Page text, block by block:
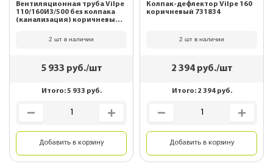
Вентиляционная труба Vilpe
110/160ИЗ/500 без колпака
(канализация) коричневый
2 шт в наличии
5 933 руб./шт
Итого:5 933 руб.
Добавить в корзину
Колпак-дефлектор Vilpe 160
коричневый 731834
2 шт в наличии
2 394руб./шт
Итого: 2 394руб.
Добавить в корзину